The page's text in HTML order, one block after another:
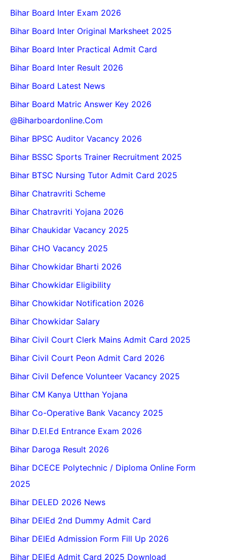
Bihar Board Inter Exam 2026
Bihar Board Inter Original Marksheet 2025
Bihar Board Inter Practical Admit Card
Bihar Board Inter Result 2026
Bihar Board Latest News
Bihar Board Matric Answer Key 2026
@biharboardonline.com
Bihar BPSC Auditor Vacancy 2026
Bihar BSSC Sports Trainer Recruitment 2025
Bihar BTSC Nursing Tutor Admit Card 2025
Bihar Chatravriti Scheme
Bihar Chatravriti Yojana 2026
Bihar Chaukidar Vacancy 2025
Bihar CHO Vacancy 2025
Bihar Chowkidar Bharti 2026
Bihar Chowkidar Eligibility
Bihar Chowkidar Notification 2026
Bihar Chowkidar Salary
Bihar Civil Court Clerk Mains Admit Card 2025
Bihar Civil Court Peon Admit Card 2026
Bihar Civil Defence Volunteer Vacancy 2025
Bihar CM Kanya Utthan Yojana
Bihar Co-Operative Bank Vacancy 2025
Bihar D.El.Ed Entrance Exam 2026
Bihar Daroga Result 2026
Bihar DCECE Polytechnic / Diploma Online Form
2025
Bihar DELED 2026 News
Bihar DElEd 2nd Dummy Admit Card
Bihar DElEd Admission Form Fill Up 2026
Bihar DElEd Admit Card 2025 Download